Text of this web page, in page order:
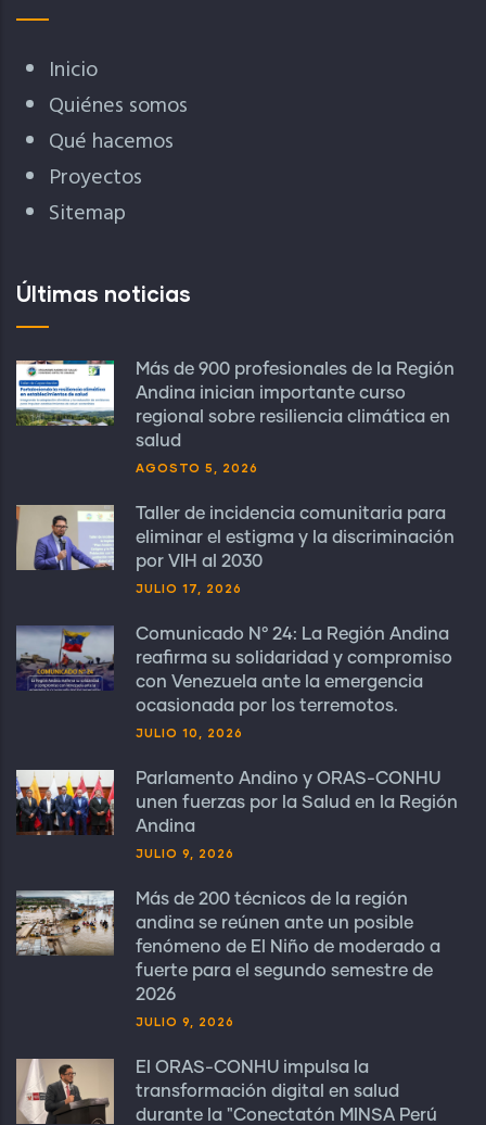
Inicio
Quiénes somos
Qué hacemos
Proyectos
Sitemap
Últimas noticias
Más de 900 profesionales de la Región
Andina inician importante curso
regional sobre resiliencia climática en
salud
AGOSTO 5, 2026
Taller de incidencia comunitaria para
eliminar el estigma y la discriminación
por VIH al 2030
JULIO 17, 2026
Comunicado N° 24: La Región Andina
reafirma su solidaridad y compromiso
con Venezuela ante la emergencia
ocasionada por los terremotos.
JULIO 10, 2026
Parlamento Andino y ORAS-CONHU
unen fuerzas por la Salud en la Región
Andina
JULIO 9, 2026
Más de 200 técnicos de la región
andina se reúnen ante un posible
fenómeno de El Niño de moderado a
fuerte para el segundo semestre de
2026
JULIO 9, 2026
El ORAS-CONHU impulsa la
transformación digital en salud
durante la "Conectatón MINSA Perú